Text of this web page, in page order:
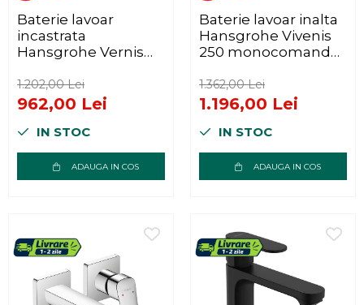
Baterie lavoar
incastrata
Hansgrohe Vernis
negru mat fara corp
ingropat
1.202,00 Lei
962,00 Lei
IN STOC
ADAUGA IN COS
Baterie lavoar inalta
Hansgrohe Vivenis
250 monocomanda
1.362,00 Lei
1.196,00 Lei
IN STOC
ADAUGA IN COS